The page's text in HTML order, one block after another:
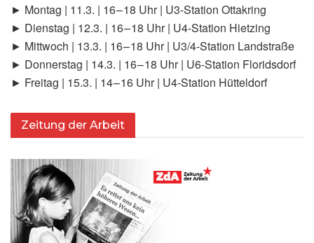
► Montag | 11.3. | 16 – 18 Uhr | U3-Station Ottakring
► Dienstag | 12.3. | 16 – 18 Uhr | U4-Station Hietzing
► Mittwoch | 13.3. | 16 – 18 Uhr | U3/4‑Station Landstraße
► Donnerstag | 14.3. | 16 – 18 Uhr | U6-Station Floridsdorf
► Freitag | 15.3. | 14 – 16 Uhr | U4-Station Hütteldorf
Zeitung der Arbeit